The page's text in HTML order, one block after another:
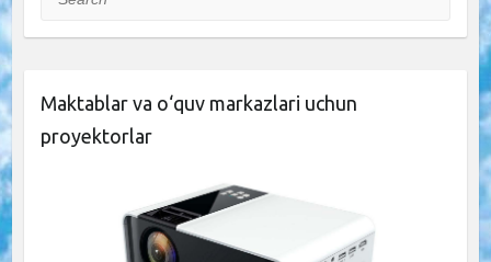
Maktablar va o‘quv markazlari uchun
proyektorlar